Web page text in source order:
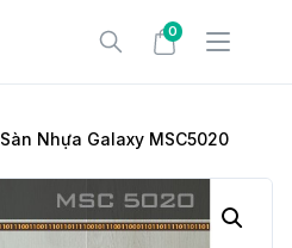
0
Sàn Nhựa Galaxy MSC5020